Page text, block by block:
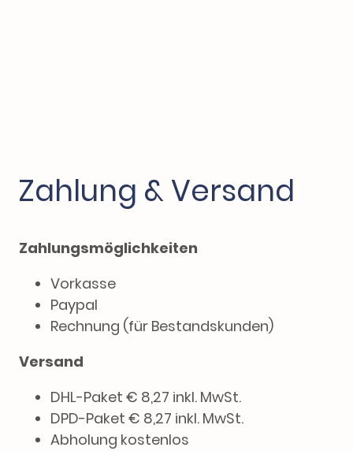
Zahlung & Versand
Zahlungsmöglichkeiten
Vorkasse
Paypal
Rechnung (für Bestandskunden)
Versand
DHL-Paket € 8,27 inkl. MwSt.
DPD-Paket € 8,27 inkl. MwSt.
Abholung kostenlos